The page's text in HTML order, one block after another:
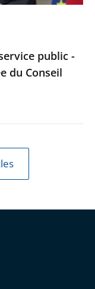
public -
du Conseil